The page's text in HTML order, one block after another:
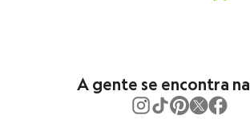
A gente se encontra na